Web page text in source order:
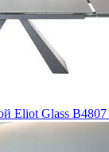
Eliot Glass B4807